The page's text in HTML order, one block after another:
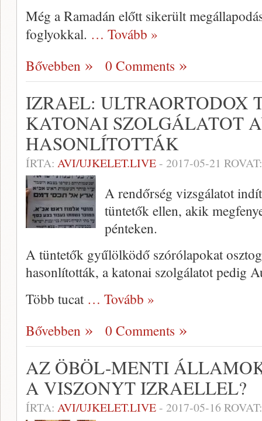
Még a Ramadán előtt sikerült
foglyokkal. … Tovább »
Bővebben
0 Comments
IZRAEL: ULTRAORTODOX
KATONAI SZOLGÁLATOT
HASONLÍTOTTÁK
ÍRTA: AVI/UJKELET.LIVE- 2017-05-21
A rendőrség vizsgálatot
tüntetők ellen, akik
pénteken.
A tüntetők gyűlölködő szórólapokat
hasonlították, a katonai szolgálatot pedig
Több tucat … Tovább »
Bővebben
0 Comments
AZ ÖBÖL-MENTI
A VISZONYT IZRAELLEL?
ÍRTA: AVI/UJKELET.LIVE- 2017-05-16